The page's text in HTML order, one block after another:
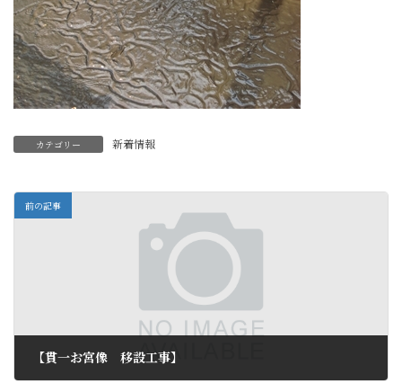
カテゴリー 新着情報
前の記事
【貫一お宮像 移設工事】